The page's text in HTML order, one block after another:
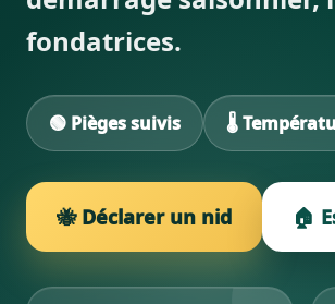
fondatrices.
🟢 Pièges suivis 🌡️
🐝 Déclarer un nid 🏠